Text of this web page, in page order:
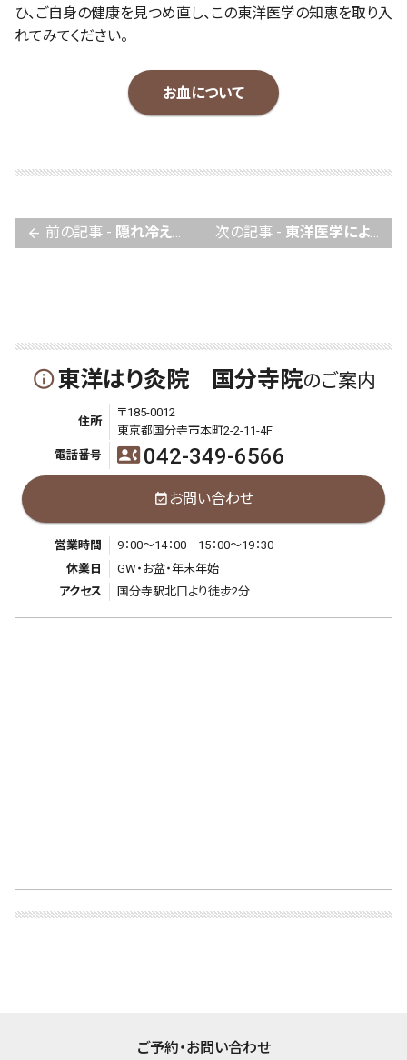
ひ、ご自身の健康を見つめ直し、この東洋医学の知恵を取り入
れてみてください。
お血について
arrow_back 前の記事 - 隠れ冷え性を放っておくと？鍼灸×自宅でできるセルフケア 次の記事 - 東洋医学による食養学の基本と実践法
info_outline東洋はり灸院 国分寺院のご案内
住所
〒185-0012
東京都国分寺市本町2-2-11-4F
電話番号
contact_phone 042-349-6566
event_availableお問い合わせ
営業時間
9：00～14：00 15：00～19：30
休業日
GW・お盆・年末年始
アクセス
国分寺駅北口より徒步2分
ご予約・お問い合わせ